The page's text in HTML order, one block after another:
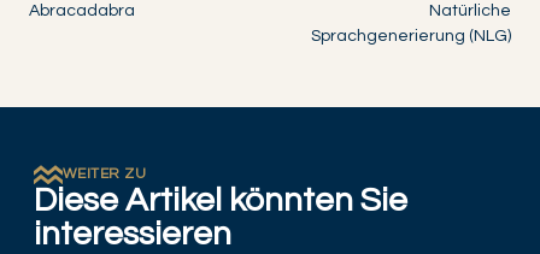
Abracadabra
Natürliche
Sprachgenerierung (NLG)
WEITER ZU
Diese Artikel könnten Sie
interessieren